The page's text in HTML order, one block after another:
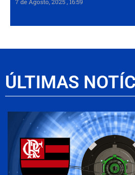
ÚLTIMAS